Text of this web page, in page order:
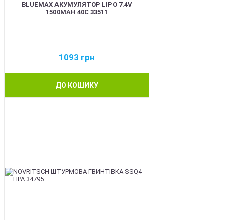
BLUEMAX АКУМУЛЯТОР LIPO 7.4V
1500MAH 40C 33511
1093 грн
ДО КОШИКУ